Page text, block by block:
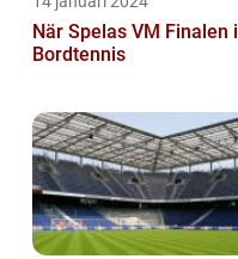
När Spelas VM Finalen i
Bordtennis